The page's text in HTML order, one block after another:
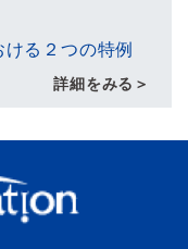
る２つの特例
詳細をみる＞